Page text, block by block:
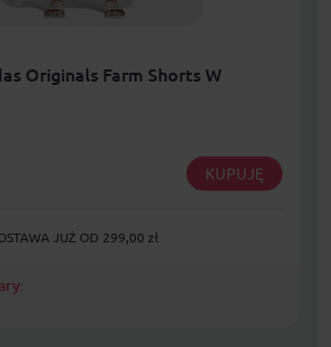
Originals Farm Shorts W
KUPUJĘ
JUŻ OD 299,00 zł